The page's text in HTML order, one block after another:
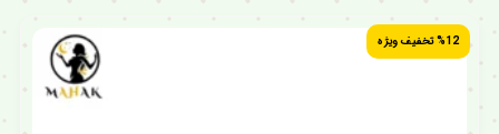
%12 تخفیف ویژه